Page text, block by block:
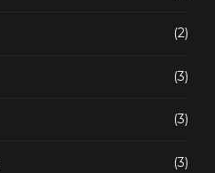
(2)
(3)
(3)
(3)